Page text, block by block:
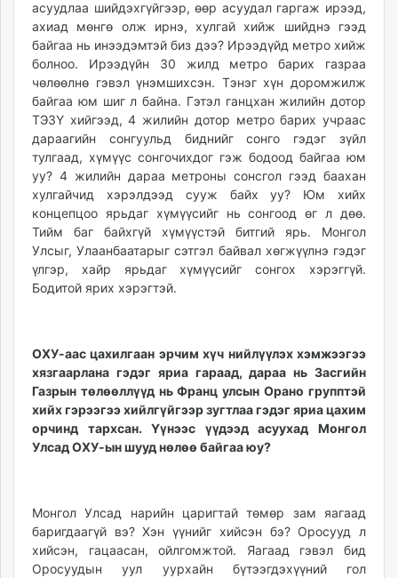
асуудлаа шийдэхгүйгээр, өөр асуудал гаргаж ирээд,
ахиад мөнгө олж ирнэ, хулгай хийж шийднэ гээд
байгаа нь инээдэмтэй биз дээ? Ирээдүйд метро хийж
болноо. Ирээдүйн 30 жилд метро барих газраа
чөлөөлнө гэвэл үнэмшихсэн. Тэнэг хүн доромжилж
байгаа юм шиг л байна. Гэтэл ганцхан жилийн дотор
ТЭЗҮ хийгээд, 4 жилийн дотор метро барих учраас
дараагийн сонгуульд биднийг сонго гэдэг зүйл
тулгаад, хүмүүс сонгочихдог гэж бодоод байгаа юм
уу? 4 жилийн дараа метроны сонсгол гээд баахан
хулгайчид хэрэлдээд сууж байх уу? Юм хийх
концепцоо ярьдаг хүмүүсийг нь сонгоод өг л дөө.
Тийм баг байхгүй хүмүүстэй битгий ярь. Монгол
Улсыг, Улаанбаатарыг сэтгэл байвал хөгжүүлнэ гэдэг
үлгэр, хайр ярьдаг хүмүүсийг сонгох хэрэггүй.
Бодитой ярих хэрэгтэй.
ОХУ-аас цахилгаан эрчим хүч нийлүүлэх хэмжээгээ
хязгаарлана гэдэг яриа гараад, дараа нь Засгийн
Газрын төлөөллүүд нь Франц улсын Орано групптэй
хийх гэрээгээ хийлгүйгээр зугтлаа гэдэг яриа цахим
орчинд тархсан. Үүнээс үүдээд асуухад Монгол
Улсад ОХУ-ын шууд нөлөө байгаа юу?
Монгол Улсад нарийн царигтай төмөр зам яагаад
баригдаагүй вэ? Хэн үүнийг хийсэн бэ? Оросууд л
хийсэн, гацаасан, ойлгомжтой. Яагаад гэвэл бид
Оросуудын уул уурхайн бүтээгдэхүүний гол